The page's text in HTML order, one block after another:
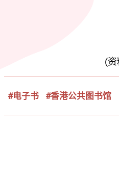
(
#电子书 #香港公共图书馆